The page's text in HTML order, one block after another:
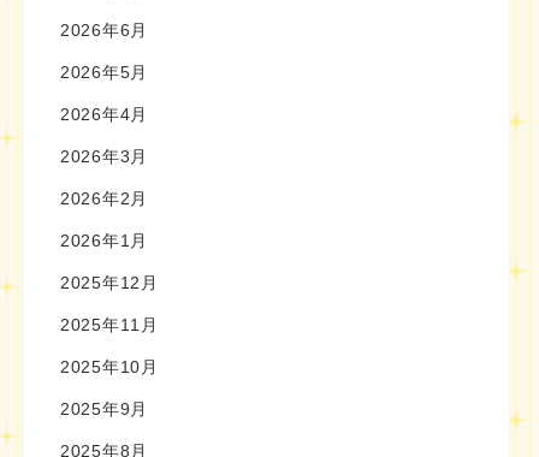
2026年6月
2026年5月
2026年4月
2026年3月
2026年2月
2026年1月
2025年12月
2025年11月
2025年10月
2025年9月
2025年8月